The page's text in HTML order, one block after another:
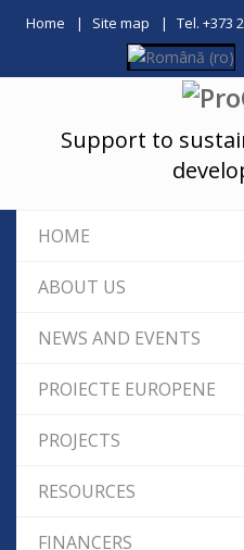
Home Site map Tel. +373
Support to
HOME
ABOUT US
NEWS AND EVENTS
PROIECTE EUROPENE
PROJECTS
RESOURCES
FINANCERS